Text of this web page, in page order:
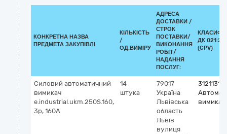
КОНКРЕТНА НАЗВА
ПРЕДМЕТА ЗАКУПІВЛІ
КІЛЬКІСТЬ
/
ОД.ВИМІРУ
АДРЕСА
ДОСТАВКИ /
СТРОК
ПОСТАВКИ/
ВИКОНАННЯ
РОБІТ/
НАДАННЯ
ПОСЛУГ:
ДК
(CPV)
Силовий автоматичний
вимикач
e.industrial.ukm.250S.160,
3р, 160А
14
штука
79017
Україна
Львівська
область
Львів
вулиця
вимикачі